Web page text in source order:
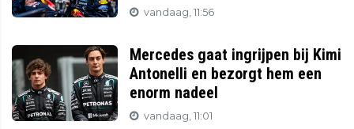
vandaag, 11:56
Mercedes gaat ingrijpen bij Kimi
Antonelli en bezorgt hem een
enorm nadeel
vandaag, 11:01